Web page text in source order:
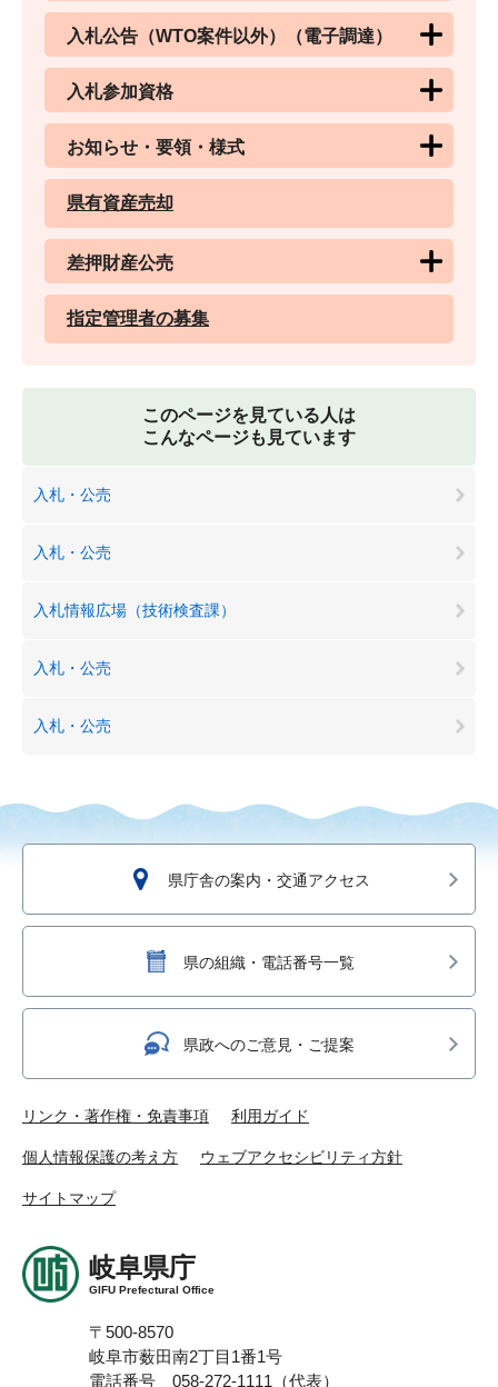
入札公告（WTO案件以外）（電子調達）
入札参加資格
お知らせ・要領・様式
県有資産売却
差押財産公売
指定管理者の募集
このページを見ている人は
こんなページも見ています
入札・公売
入札・公売
入札情報広場（技術検査課）
入札・公売
入札・公売
県庁舎の案内・交通アクセス
県の組織・電話番号一覧
県政へのご意見・ご提案
リンク・著作権・免責事項 利用ガイド
個人情報保護の考え方 ウェブアクセシビリティ方針
サイトマップ
岐阜県庁
GIFU Prefectural Office
〒500-8570
岐阜市薮田南2丁目1番1号
電話番号 058-272-1111（代表）